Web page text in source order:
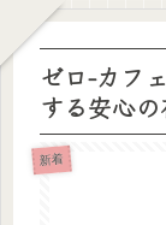
ゼロ-カフ
する安心
新着